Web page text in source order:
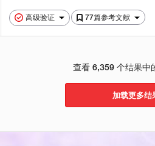
高级验证 77篇参考文献
查看 6,359 个结果中
加载更多结